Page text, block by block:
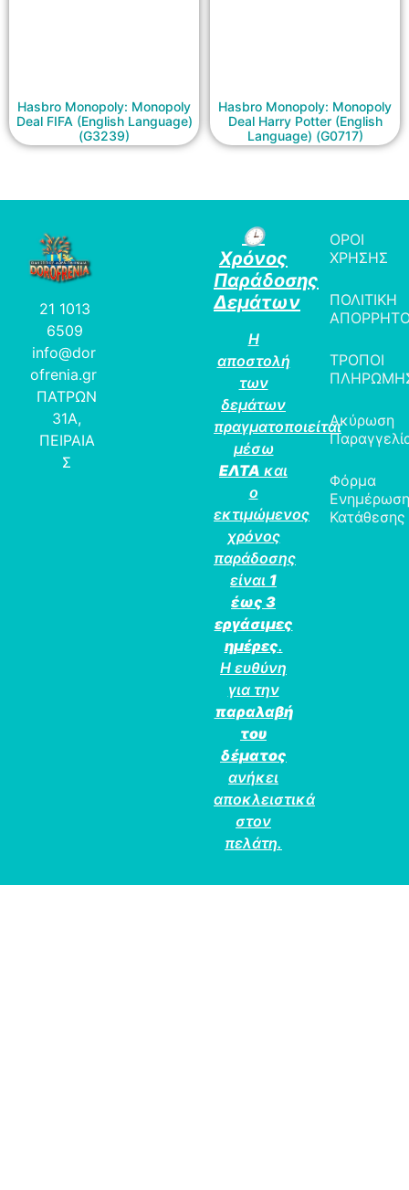
Hasbro Monopoly: Monopoly
Deal FIFA (English Language)
(G3239)
Hasbro Monopoly: Monopoly
Deal Harry Potter (English
Language) (G0717)
21 1013
6509
info@dor
ofrenia.gr
ΠΑΤΡΩΝ
31Α,
ΠΕΙΡΑΙΑ
Σ
🕒
Χρόνος
Παράδοσης
Δεμάτων
Η
αποστολή
των
δεμάτων
πραγματοποιείται
μέσω
ΕΛΤΑ και
ο
εκτιμώμενος
χρόνος
παράδοσης
είναι 1
έως 3
εργάσιμες
ημέρες.
Η ευθύνη
για την
παραλαβή
του
δέματος
ανήκει
αποκλειστικά
στον
πελάτη.
ΟΡΟΙ
ΧΡΗΣΗΣ
ΠΟΛΙΤΙΚΗ
ΤΡΟΠΟΙ
Ακύρωση
Φόρμα
Κατάθεσης